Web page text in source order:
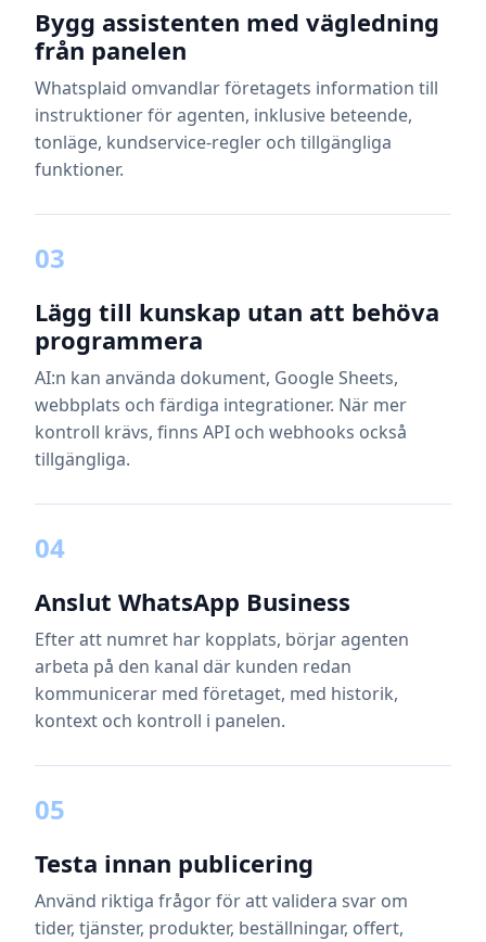
Bygg assistenten med vägledning
från panelen
Whatsplaid omvandlar företagets information till
instruktioner för agenten, inklusive beteende,
tonläge, kundservice-regler och tillgängliga
funktioner.
03
Lägg till kunskap utan att behöva
programmera
AI:n kan använda dokument, Google Sheets,
webbplats och färdiga integrationer. När mer
kontroll krävs, finns API och webhooks också
tillgängliga.
04
Anslut WhatsApp Business
Efter att numret har kopplats, börjar agenten
arbeta på den kanal där kunden redan
kommunicerar med företaget, med historik,
kontext och kontroll i panelen.
05
Testa innan publicering
Använd riktiga frågor för att validera svar om
tider, tjänster, produkter, beställningar, offert,